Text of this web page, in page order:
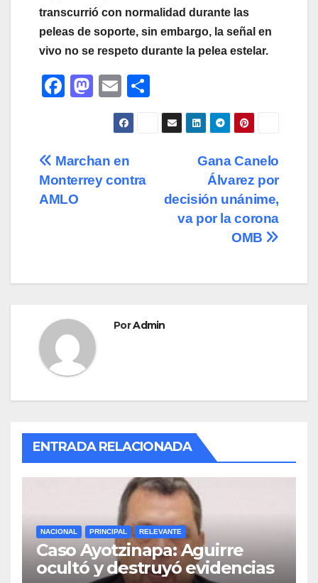
transcurrió con normalidad durante las
peleas de soporte, sin embargo, la señal en
vivo no se respeto durante la pelea estelar.
F
e
b
o
M
o
d
E
m
ail
o
m
tir
Navegación
de
Gana Canelo
Álvarez por
decisión unánime,
va por la corona
OMB
Marchan en
Monterrey contra
AMLO
PorAdmin
ENTRADA RELACIONADA
NACIONAL PRINCIPAL RELEVANTE
Caso Ayotzinapa: Aguirre
ocultó y destruyó evidencias